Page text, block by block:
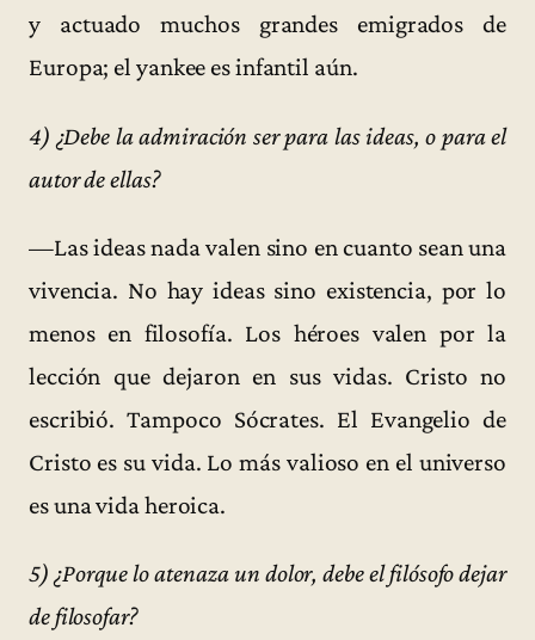
y actuado muchos grandes emigrados de
Europa; el yankee es infantil aún.
4) ¿Debe la admiración ser para las ideas, o para el
autor de ellas?
—Las ideas nada valen sino en cuanto sean una
vivencia. No hay ideas sino existencia, por lo
menos en filosofía. Los héroes valen por la
lección que dejaron en sus vidas. Cristo no
escribió. Tampoco Sócrates. El Evangelio de
Cristo es su vida. Lo más valioso en el universo
es una vida heroica.
5) ¿Porque lo atenaza un dolor, debe el filósofo dejar
de filosofar?